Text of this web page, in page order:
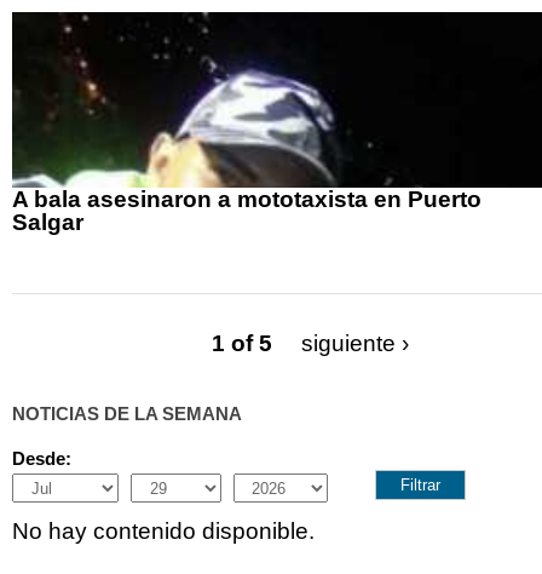
A bala asesinaron a mototaxista en Puerto
Salgar
1 of 5 siguiente ›
NOTICIAS DE LA SEMANA
Desde:
Month
Day Year
No hay contenido disponible.